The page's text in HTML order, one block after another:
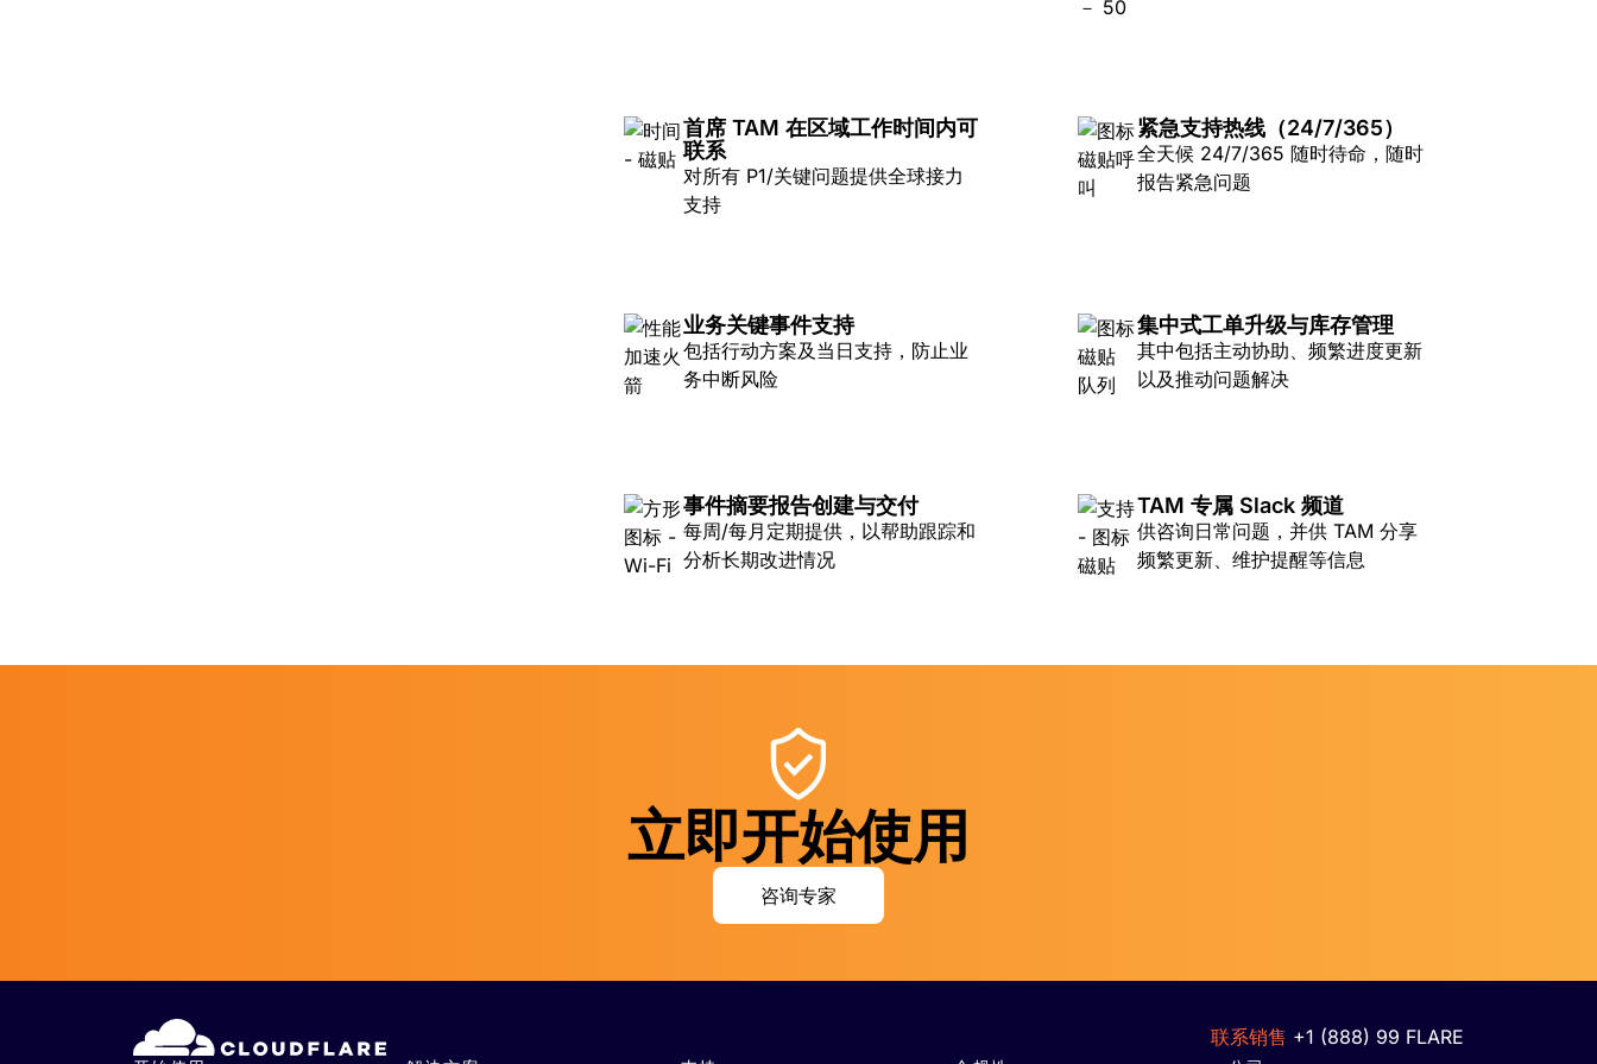
首席 TAM 在区域工作时间内可
联系
对所有 P1/关键问题提供全球接力
支持
紧急支持热线（24/7/365）
全天候 24/7/365 随时待命，随时
报告紧急问题
业务关键事件支持
包括行动方案及当日支持，防止业
务中断风险
集中式工单升级与库存管理
其中包括主动协助、频繁进度更新
以及推动问题解决
事件摘要报告创建与交付
每周/每月定期提供，以帮助跟踪和
分析长期改进情况
TAM 专属 Slack 频道
供咨询日常问题，并供 TAM 分享
频繁更新、维护提醒等信息
立即开始使用
咨询专家
联系销售 +1 (888) 99 FLARE